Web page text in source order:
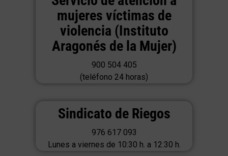
mujeres víctimas de
violencia (Instituto
Aragonés de la Mujer)
900 504 405
(teléfono 24 horas)
Sindicato de Riegos
976 617 093
Lunes a viernes de 10:30 h. a 12:30 h.